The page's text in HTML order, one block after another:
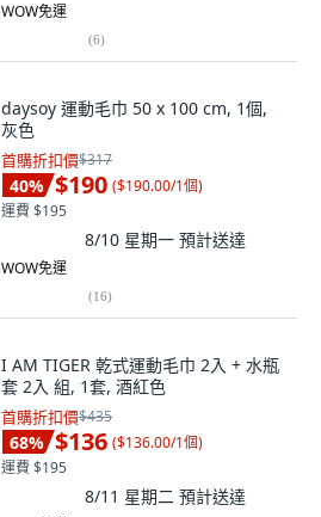
WOW免運
(6)
daysoy 運動毛巾 50 x 100 cm, 1個,
灰色
首購折扣價$317
40% $190 ($190.00/1個)
運費 $195
8/10 星期一 預計送達
WOW免運
(16)
I AM TIGER 乾式運動毛巾 2入 + 水瓶
套 2入 組, 1套, 酒紅色
首購折扣價$435
68% $136 ($136.00/1個)
運費 $195
8/11 星期二 預計送達